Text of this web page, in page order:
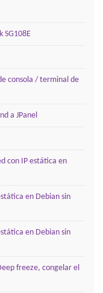
SG108E
consola / terminal de
a JPanel
con IP estática en
en Debian sin
en Debian sin
freeze, congelar el